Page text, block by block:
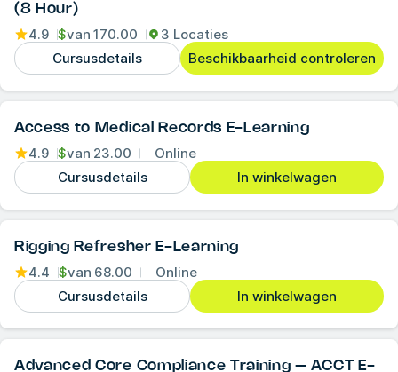
(8 Hour)
4.9 $van 170.00
3 Locaties
Cursusdetails
Beschikbaarheid controleren
Access to Medical Records E-Learning
4.9 $van 23.00
Online
Cursusdetails
In winkelwagen
Rigging Refresher E-Learning
4.4 $van 68.00
Online
Cursusdetails
In winkelwagen
Advanced Core Compliance Training – ACCT E-